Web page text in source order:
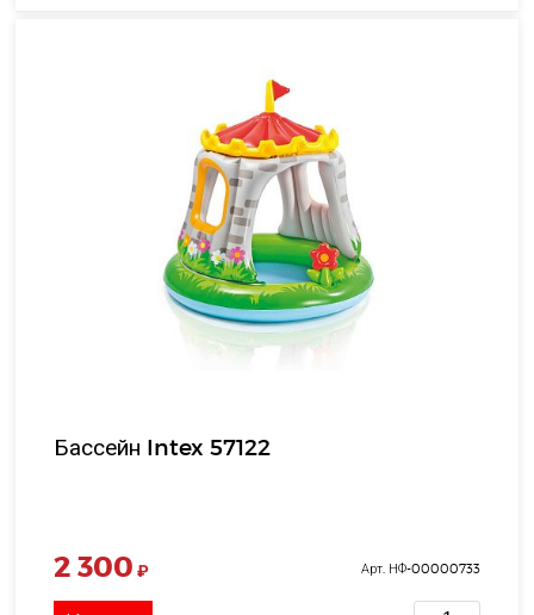
Бассейн Intex 57122
2 300 ₽ Арт. НФ-00000733